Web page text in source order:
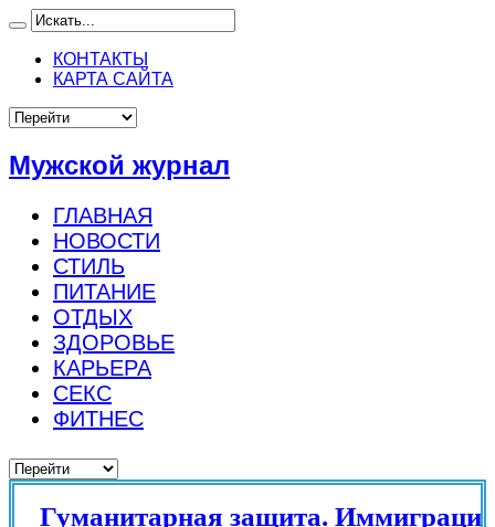
КОНТАКТЫ
КАРТА САЙТА
Мужской журнал
ГЛАВНАЯ
НОВОСТИ
СТИЛЬ
ПИТАНИЕ
ОТДЫХ
ЗДОРОВЬЕ
КАРЬЕРА
СЕКС
ФИТНЕС
Гуманитарная защита.